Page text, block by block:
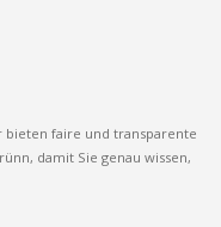
bieten faire und transparente
damit Sie genau wissen,